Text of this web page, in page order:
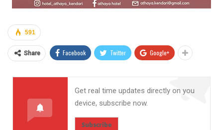
591
Share Facebook Twitter Google+
Get real time updates directly on you
device, subscribe now.
Subscribe